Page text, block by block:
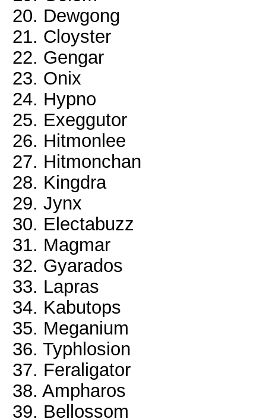
20. Dewgong
21. Cloyster
22. Gengar
23. Onix
24. Hypno
25. Exeggutor
26. Hitmonlee
27. Hitmonchan
28. Kingdra
29. Jynx
30. Electabuzz
31. Magmar
32. Gyarados
33. Lapras
34. Kabutops
35. Meganium
36. Typhlosion
37. Feraligator
38. Ampharos
39. Bellossom